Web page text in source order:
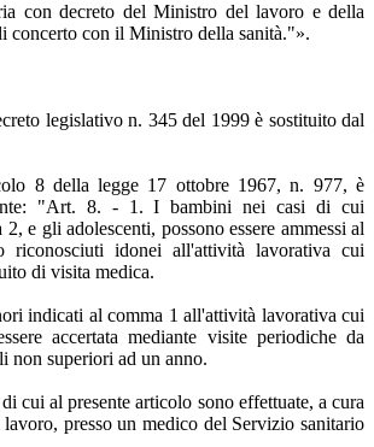
con decreto del Ministro del lavoro e della
concerto con il Ministro della sanità."».
legislativo n. 345 del 1999 è sostituito dal
8 della legge 17 ottobre 1967, n. 977, è
"Art. 8. - 1. I bambini nei casi di cui
e gli adolescenti, possono essere ammessi al
riconosciuti idonei all'attività lavorativa cui
di visita medica.
indicati al comma 1 all'attività lavorativa cui
accertata mediante visite periodiche da
non superiori ad un anno.
cui al presente articolo sono effettuate, a cura
lavoro, presso un medico del Servizio sanitario